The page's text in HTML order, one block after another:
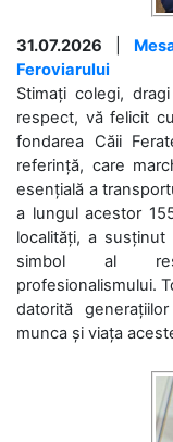
31.07.2026
Feroviarului
Stimați colegi,
respect, vă felicit
fondarea Căii
referință, care
esențială a
a lungul acestor
localități, a
simbol al
profesionalismului.
datorită
munca și viața